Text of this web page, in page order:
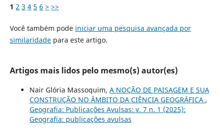
1 2 3 4 5 6 > >>
Você também pode iniciar uma pesquisa avançada por
similaridadepara este artigo.
Artigos mais lidos pelo mesmo(s) autor(es)
Nair Glória Massoquim, A NOÇÃO DE PAISAGEM E SUA
CONSTRUÇÃO NO ÂMBITO DA CIÊNCIA GEOGRÁFICA ,
Geografia: Publicações Avulsas: v. 7 n. 1 (2025):
Geografia: publicações avulsas